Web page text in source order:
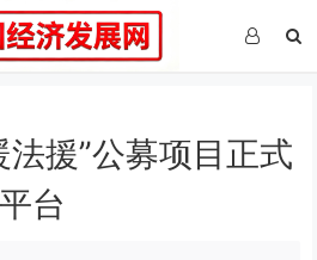
法援”公募项目正式
台